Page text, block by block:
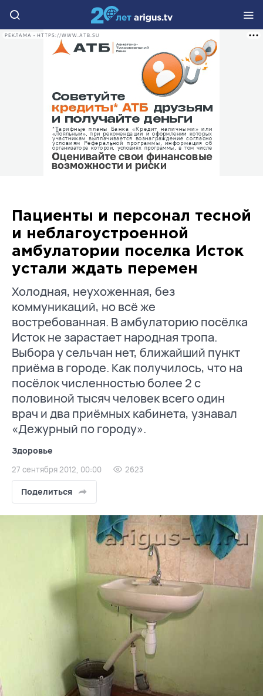
РЕКЛАМА • HTTPS://WWW.ATB.SU
Пациенты и персонал тесной
и неблагоустроенной
амбулатории поселка Исток
устали ждать перемен
Холодная, неухоженная, без
коммуникаций, но всё же
востребованная. В амбулаторию посёлка
Исток не зарастает народная тропа.
Выбора у сельчан нет, ближайший пункт
приёма в городе. Как получилось, что на
посёлок численностью более 2 с
половиной тысяч человек всего один
врач и два приёмных кабинета, узнавал
«Дежурный по городу».
Здоровье
27 сентября 2012, 00:00 2623
Поделиться